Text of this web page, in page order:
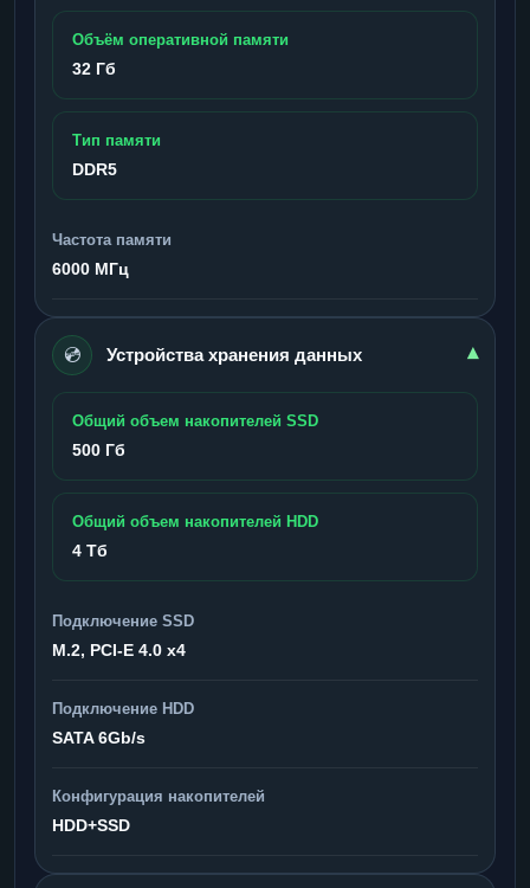
Объём оперативной памяти
32 Гб
Тип памяти
DDR5
Частота памяти
6000 МГц
💿 Устройства хранения данных ▾
Общий объем накопителей SSD
500 Гб
Общий объем накопителей HDD
4 Тб
Подключение SSD
M.2, PCI-E 4.0 x4
Подключение HDD
SATA 6Gb/s
Конфигурация накопителей
HDD+SSD